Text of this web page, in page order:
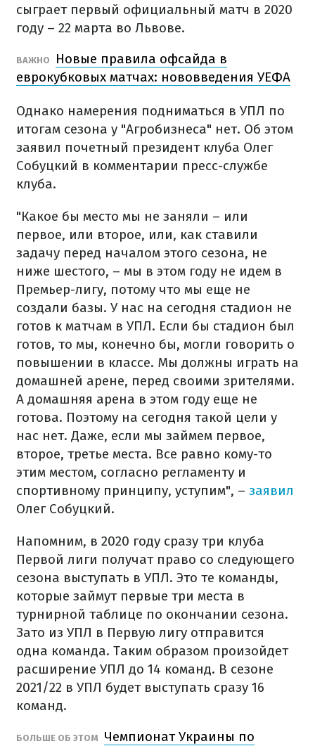
сыграет первый официальный матч в 2020
году – 22 марта во Львове.
ВАЖНО
Новые правила офсайда в
еврокубковых матчах: нововведения УЕФА
Однако намерения подниматься в УПЛ по
итогам сезона у "Агробизнеса" нет. Об этом
заявил почетный президент клуба Олег
Собуцкий в комментарии пресс-службе
клуба.
"Какое бы место мы не заняли – или
первое, или второе, или, как ставили
задачу перед началом этого сезона, не
ниже шестого, – мы в этом году не идем в
Премьер-лигу, потому что мы еще не
создали базы. У нас на сегодня стадион не
готов к матчам в УПЛ. Если бы стадион был
готов, то мы, конечно бы, могли говорить о
повышении в классе. Мы должны играть на
домашней арене, перед своими зрителями.
А домашняя арена в этом году еще не
готова. Поэтому на сегодня такой цели у
нас нет. Даже, если мы займем первое,
второе, третье места. Все равно кому-то
этим местом, согласно регламенту и
спортивному принципу, уступим", – заявил
Олег Собуцкий.
Напомним, в 2020 году сразу три клуба
Первой лиги получат право со следующего
сезона выступать в УПЛ. Это те команды,
которые займут первые три места в
турнирной таблице по окончании сезона.
Зато из УПЛ в Первую лигу отправится
одна команда. Таким образом произойдет
расширение УПЛ до 14 команд. В сезоне
2021/22 в УПЛ будет выступать сразу 16
команд.
БОЛЬШЕ ОБ ЭТОМ
Чемпионат Украины по